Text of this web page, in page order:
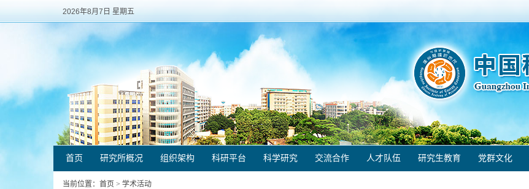
2026年8月7日 星期五
首页 研究所概况 组织架构 科研平台 科学研究 交流合作 人才队伍 研究生教育 党群文化
当前位置： 首页 > 学术活动